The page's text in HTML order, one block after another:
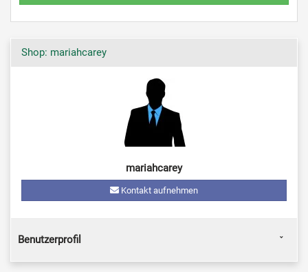
Shop: mariahcarey
mariahcarey
Kontakt aufnehmen
Benutzerprofil